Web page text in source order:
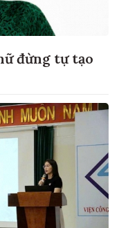
đừng tự tạo